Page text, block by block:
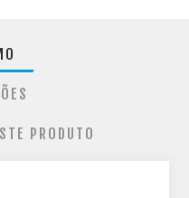
PRODUTO